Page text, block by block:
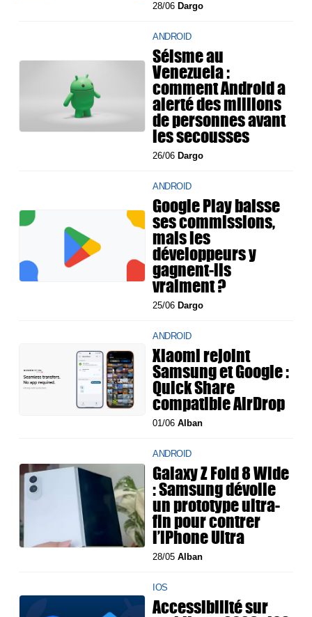
28/06 Dargo
ANDROID
Séisme au
Venezuela :
comment Android a
alerté des millions
de personnes avant
les secousses
26/06 Dargo
ANDROID
Google Play baisse
ses commissions,
mais les
développeurs y
gagnent-ils
vraiment ?
25/06 Dargo
ANDROID
Xiaomi rejoint
Samsung et Google :
Quick Share
compatible AirDrop
01/06Alban
ANDROID
Galaxy Z Fold 8 Wide
: Samsung dévoile
un prototype ultra-
fin pour contrer
l’iPhone Ultra
28/05Alban
IOS
Accessibilité sur